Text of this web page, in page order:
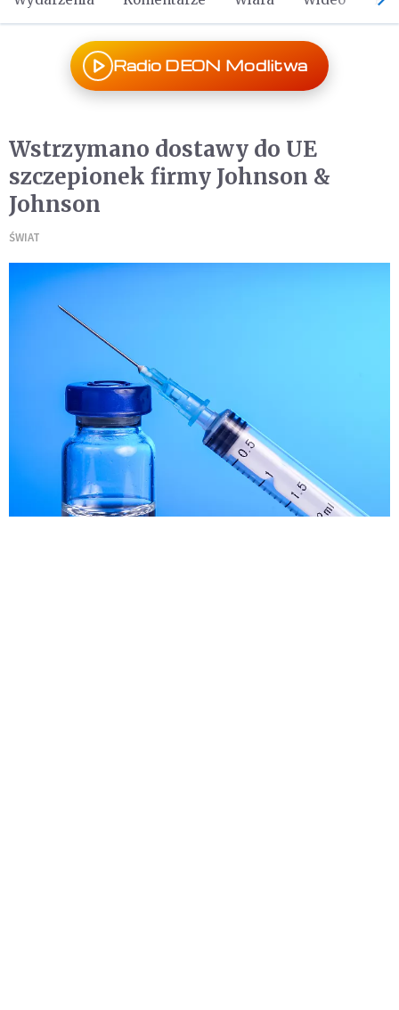
Radio DEON Modlitwa
Wstrzymano dostawy do UE
szczepionek firmy Johnson &
Johnson
ŚWIAT